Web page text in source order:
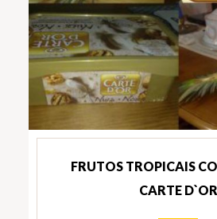
FRUTOS TROPICAIS
CARTE D`OR